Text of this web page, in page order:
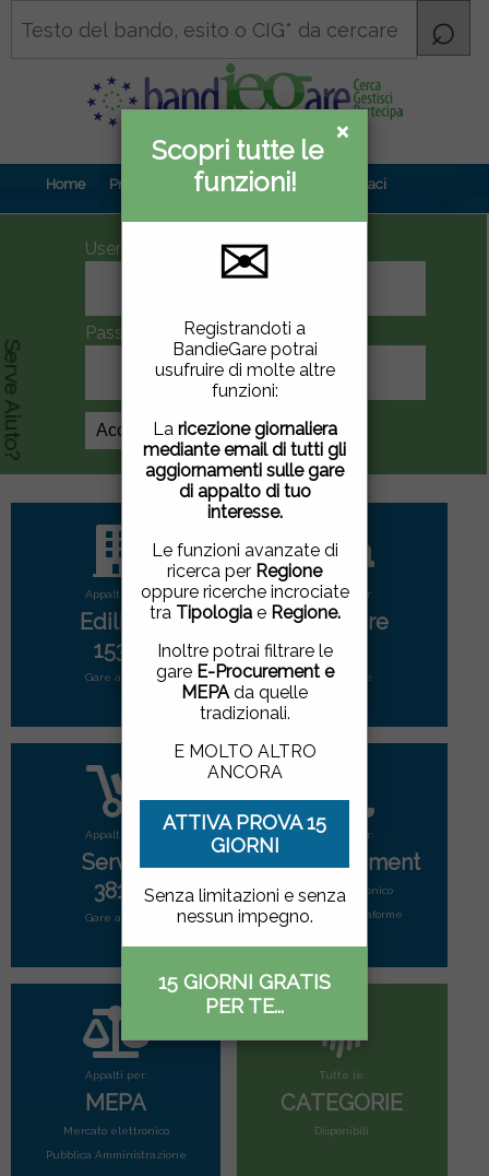
×
Informativa
privacy
Questo sito utilizza
cookie di terze parti per
migliorare la tua
esperienza di utilizzo. Se
vuoi saperne di più
qui .
Chiudendo questa
finestra, scorrendo questa
pagina, cliccando su un
link o proseguendo la
navigazione in altra
maniera, acconsenti
all'uso dei cookie.
ACCETTO |NON
ACCETTO
×
Scopri tutte le
funzioni!
✉
Registrandoti a
BandieGare potrai
usufruire di molte altre
funzioni:
La ricezione giornaliera
mediante email di tutti gli
aggiornamenti sulle gare
di appalto di tuo
interesse.
Le funzioni avanzate di
ricerca per Regione
oppure ricerche incrociate
tra Tipologiae Regione.
Inoltre potrai filtrare le
gare E-Procurement e
MEPAda quelle
tradizionali.
E MOLTO ALTRO
ANCORA
ATTIVA PROVA 15
GIORNI
Senza limitazioni e senza
nessun impegno.
15 GIORNI GRATIS
PER TE...
Home Prova gratuita Contenuti Contattaci
UserID
Password
Crea Account
Serve Aiuto?
Appalti per:
Edilizia
1533
Gare attive
Appalti per:
Forniture
2891
Gare attive
Appalti per:
Servizi
3817
Gare attive
Appalti per:
E-Procurement
Mercato elettonico
di tutte le piattaforme
Appalti per:
MEPA
Mercato elettronico
Pubblica Amministrazione
Tutte le:
CATEGORIE
Disponibili